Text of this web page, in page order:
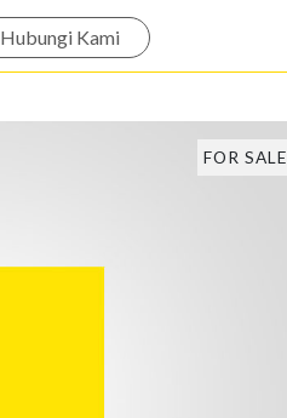
Hubungi Kami
FOR SALE